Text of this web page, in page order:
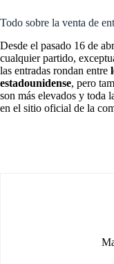
Todo sobre la venta de
Desde el pasado 16 de
cualquier partido,
las entradas rondan entre
estadounidense, pero
son más elevados y toda
en el sitio oficial de la